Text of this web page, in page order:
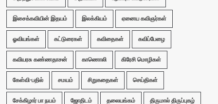
இசைக்கவியின் இதயம் இலக்கியம் ஏனைய கவிஞர்கள்
ஓவியங்கள் கட்டுரைகள் கவிதைகள் கவிப்பேழை
கவியரசு கண்ணதாசன் காணொலி கிரேசி மொழிகள்
கேள்வி-பதில் சமயம் சிறுகதைகள் செய்திகள்
சேக்கிழார் பா நயம் ஜோதிடம் தலையங்கம் திருமால் திருப்புகழ்